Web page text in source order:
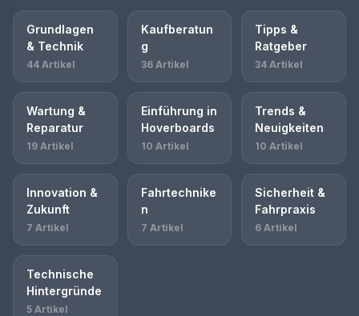
Grundlagen
& Technik
44 Artikel
Kaufberatun
g
36 Artikel
Tipps &
Ratgeber
34 Artikel
Wartung &
Reparatur
19 Artikel
Einführung in
Hoverboards
10 Artikel
Trends &
Neuigkeiten
10 Artikel
Innovation &
Zukunft
7 Artikel
Fahrtechnike
n
7 Artikel
Sicherheit &
Fahrpraxis
6 Artikel
Technische
Hintergründe
5 Artikel